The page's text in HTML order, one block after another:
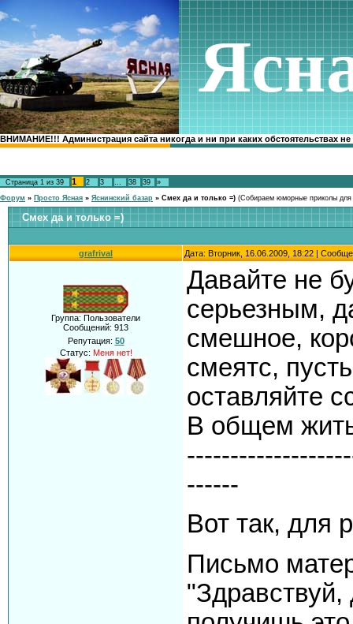
ВНИМАНИЕ!!! Администрация сайта никогда и ни при каких обстоятельствах
Страница 1 из 39 1 2 3 … 38 39
»
Форум » Просто Ясная » Яснинский базар » Смех да и только =) (Собираем юморные приколы
Смех да и только =)
grafrival Дата: Вторник, 16.06.2009, 18:22 |
Группа: Пользователи
Сообщений: 913
Репутация: 50
Статус: Меня нет!
Давайте не
серьезным,
смешное,
смеятс,
оставляйте
В общем
------
Вот так, для
Письмо
"Здравствуй,